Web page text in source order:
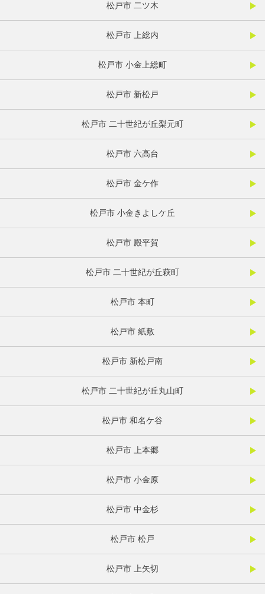
松戸市 二ツ木
松戸市 上総内
松戸市 小金上総町
松戸市 新松戸
松戸市 二十世紀が丘梨元町
松戸市 六高台
松戸市 金ケ作
松戸市 小金きよしケ丘
松戸市 殿平賀
松戸市 二十世紀が丘萩町
松戸市 本町
松戸市 紙敷
松戸市 新松戸南
松戸市 二十世紀が丘丸山町
松戸市 和名ケ谷
松戸市 上本郷
松戸市 小金原
松戸市 中金杉
松戸市 松戸
松戸市 上矢切